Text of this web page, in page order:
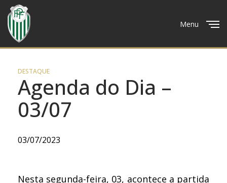
Menu
DESTAQUE
Agenda do Dia –
03/07
03/07/2023
Nesta segunda-feira, 03, acontece a partida